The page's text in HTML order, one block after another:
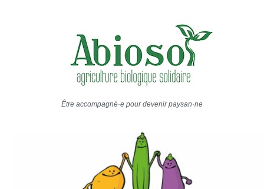
Être accompagné·e pour devenir paysan·ne